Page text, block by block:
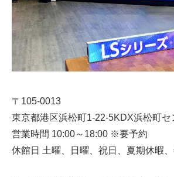
〒105-0013
東京都港区浜松町1-22-5KDX浜松町セ
営業時間 10:00～18:00 ※要予約
休館日 土曜、日曜、祝日、夏期休暇